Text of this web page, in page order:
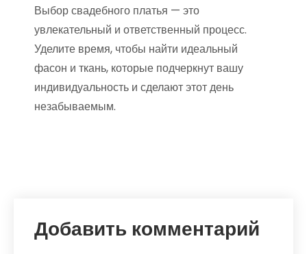
Выбор свадебного платья — это
увлекательный и ответственный процесс.
Уделите время, чтобы найти идеальный
фасон и ткань, которые подчеркнут вашу
индивидуальность и сделают этот день
незабываемым.
Добавить комментарий